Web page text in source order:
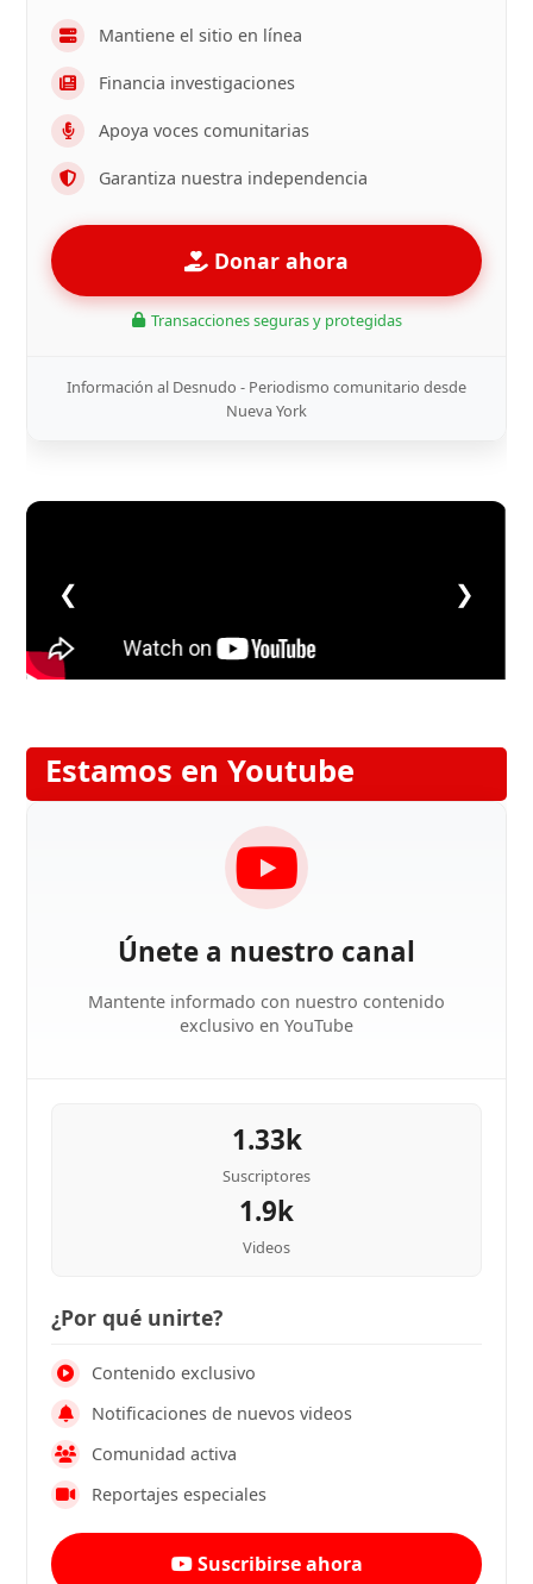
Mantiene el sitio en línea
Financia investigaciones
Apoya voces comunitarias
Garantiza nuestra independencia
Donar ahora
Transacciones seguras y protegidas
Información al Desnudo - Periodismo comunitario desde
Nueva York
❮ ❯
Estamos en Youtube
Únete a nuestro canal
Mantente informado con nuestro contenido
exclusivo en YouTube
1.33k
Suscriptores
1.9k
Videos
¿Por qué unirte?
Contenido exclusivo
Notificaciones de nuevos videos
Comunidad activa
Reportajes especiales
Suscribirse ahora